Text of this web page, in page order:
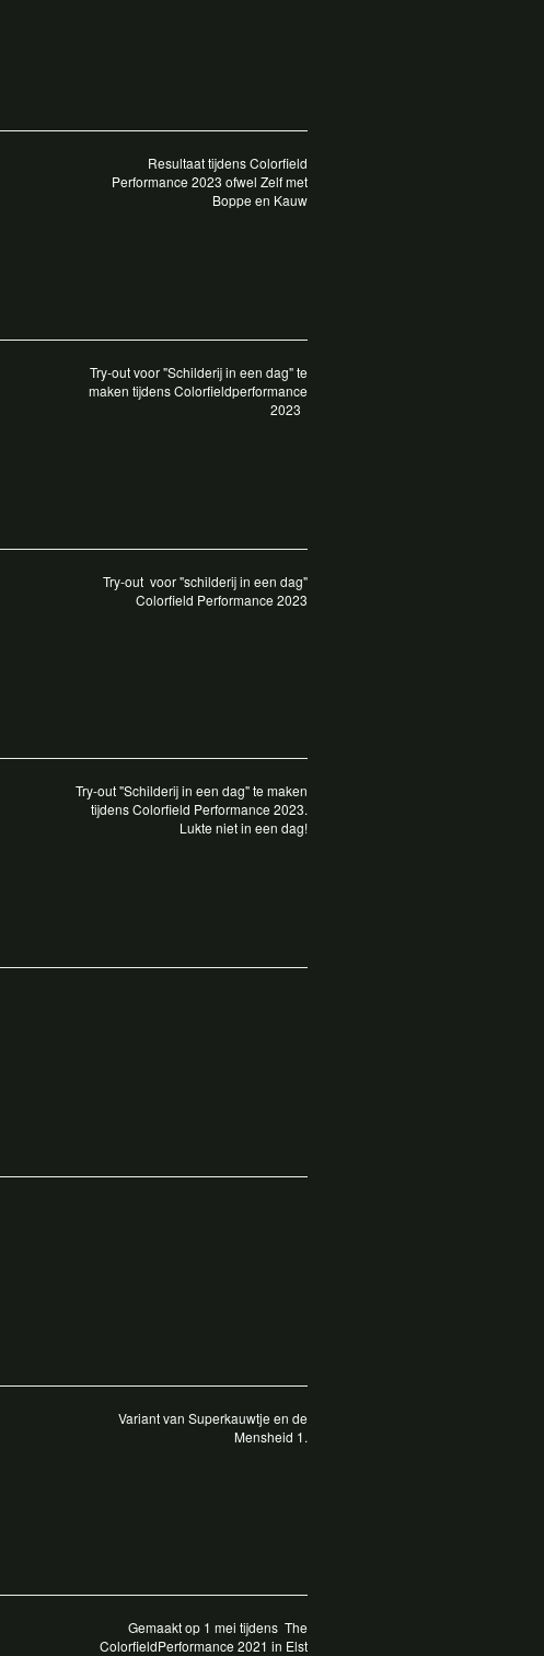
Resultaat tijdens Colorfield
Performance 2023 ofwel Zelf met
Boppe en Kauw
Try-out voor "Schilderij in een dag" te
maken tijdens Colorfieldperformance
2023
Try-out voor "schilderij in een dag"
Colorfield Performance 2023
Try-out "Schilderij in een dag" te maken
tijdens Colorfield Performance 2023.
Lukte niet in een dag!
Variant van Superkauwtje en de
Mensheid 1.
Gemaakt op 1 mei tijdens The
ColorfieldPerformance 2021 in Elst